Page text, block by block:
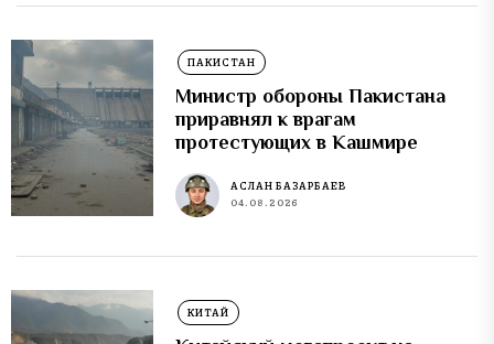
ПАКИСТАН
Министр обороны Пакистана
приравнял к врагам
протестующих в Кашмире
АСЛАН БАЗАРБАЕВ
04.08.2026
КИТАЙ